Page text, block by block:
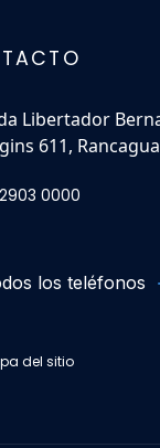
Libertador
611,
0000
los teléfonos
del sitio